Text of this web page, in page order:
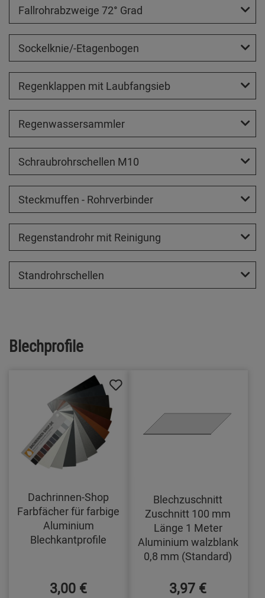
Fallrohrabzweige 72° Grad
Sockelknie/-Etagenbogen
Regenklappen mit Laubfangsieb
Regenwassersammler
Schraubrohrschellen M10
Steckmuffen - Rohrverbinder
Regenstandrohr mit Reinigung
Standrohrschellen
Blechprofile
Dachrinnen-Shop
Farbfächer für farbige
Aluminium
Blechkantprofile
3,00 €
Blechzuschnitt
Zuschnitt 100 mm
Länge 1 Meter
Aluminium walzblank
0,8 mm (Standard)
3,97 €